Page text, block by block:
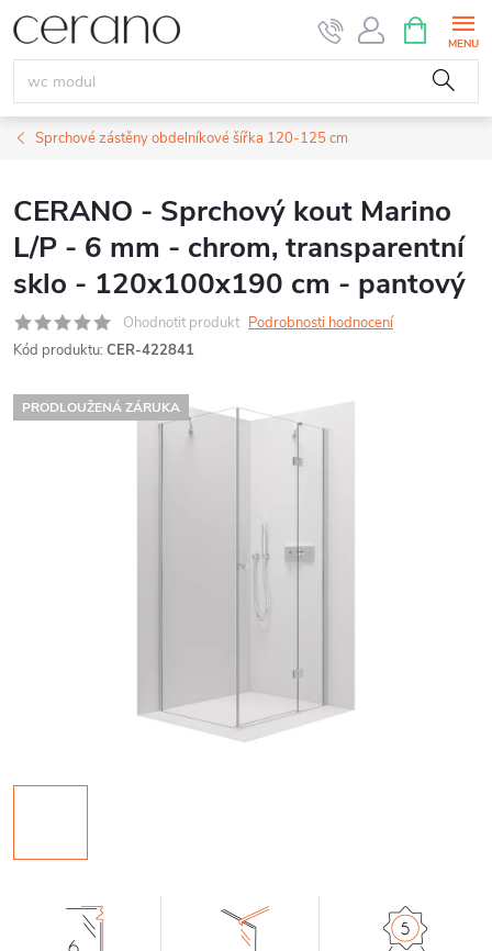
Přejít
na
obsah
NÁKUPNÍ
KOŠÍK
Sprchové zástěny obdelníkové šířka 120-125 cm
CERANO - Sprchový kout Marino
L/P - 6 mm - chrom, transparentní
sklo - 120x100x190 cm - pantový
Ohodnotit produkt Podrobnosti hodnocení
Kód produktu: CER-422841
PRODLOUŽENÁ ZÁRUKA